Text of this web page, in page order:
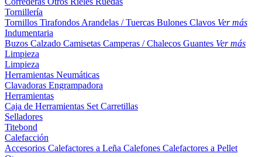
Tornillería
Tornillos Tirafondos Arandelas / Tuercas Bulones Clavos Ver más
Indumentaria
Buzos Calzado Camisetas Camperas / Chalecos Guantes Ver más
Limpieza
Limpieza
Herramientas Neumáticas
Clavadoras Engrampadora
Herramientas
Caja de Herramientas Set Carretillas
Selladores
Titebond
Calefacción
Accesorios Calefactores a Leña Calefones Calefactores a Pellet